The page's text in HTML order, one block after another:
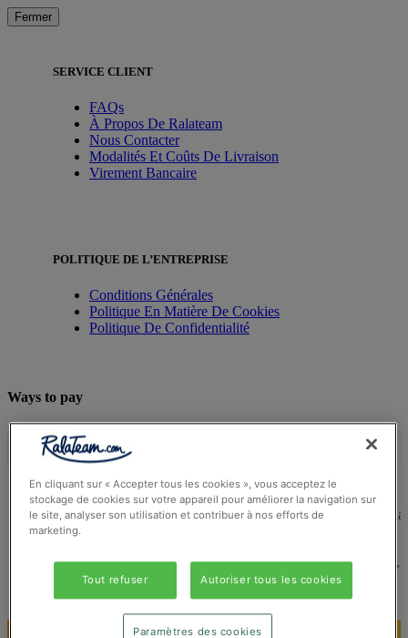
Fermer
SERVICE CLIENT
FAQs
À Propos De Ralateam
Nous Contacter
Modalités Et Coûts De Livraison
Virement Bancaire
POLITIQUE DE L’ENTREPRISE
Conditions Générales
Politique En Matière De Cookies
Politique De Confidentialité
Ways to pay
© Ralateam2026| Ralateam B.V., Registered in the
Reg Number 862510673
Registered Office: Ralateam B.V., Laan van Vredenoord 33,
2289DA Rijswijk, Netherlands
En cliquant sur « Accepter tous les cookies », vous acceptez le
stockage de cookies sur votre appareil pour améliorer la navigation sur
le site, analyser son utilisation et contribuer à nos efforts de
marketing.
Tout refuser Autoriser tous les cookies
Paramètres des cookies